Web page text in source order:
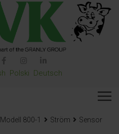
Polski Deutsch
Modell 800-1 Ström Sensor